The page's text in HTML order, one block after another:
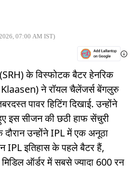
07:00 AM IST)
(SRH) के विस्फोटक बैटर हेनरिक
ने रॉयल चैलेंजर्स बेंगलुरु
पावर हिटिंग दिखाई. उन्होंने
इस सीजन की छठी हाफ सेंचुरी
उन्होंने IPL में एक अनूठा
IPL इतिहास के पहले बैटर हैं,
ऑर्डर में सबसे ज्यादा 600 रन